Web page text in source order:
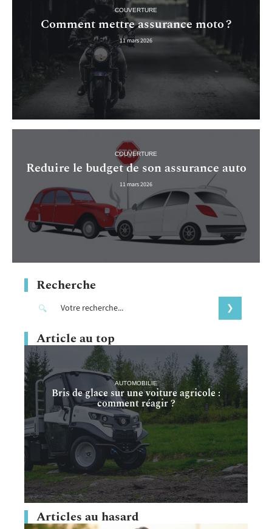
COUVERTURE
Comment mettre assurance moto ?
11 mars 2026
COUVERTURE
Reduire le budget de son assurance auto
11 mars 2026
Recherche
Article au top
AUTOMOBILIE
Bris de glace sur une voiture agricole :
comment réagir ?
Articles au hasard